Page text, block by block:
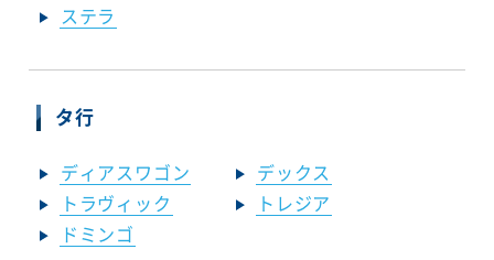
ステラ
タ行
ディアスワゴン
デックス
トラヴィック
トレジア
ドミンゴ